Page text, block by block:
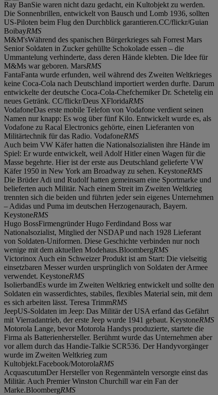
Ray BanSie waren nicht dazu gedacht, ein Kultobjekt zu werden.
Die Sonnenbrillen, entwickelt von Bausch und Lomb 1936, sollten
US-Piloten beim Flug den Durchblick garantieren.CC/flickr/Guian
BoibayRMS
M&M'sWährend des spanischen Bürgerkrieges sah Forrest Mars
Senior Soldaten in Zucker gehüllte Schokolade essen – die
Ummantelung verhinderte, dass deren Hände klebten. Die Idee für
M&Ms war geboren. MarsRMS
FantaFanta wurde erfunden, weil während des Zweiten Weltkrieges
keine Coca-Cola nach Deutschland importiert werden durfte. Darum
entwickelte der deutsche Coca-Cola-Chefchemiker Dr. Schetelig ein
neues Getränk. CC/flickr/Deus XFloridaRMS
VodafoneDas erste mobile Telefon von Vodafone verdient seinen
Namen nur knapp: Es wog über fünf Kilo. Entwickelt wurde es, als
Vodafone zu Racal Electronics gehörte, einen Lieferanten von
Militärtechnik für das Radio. VodafoneRMS
Auch beim VW Käfer hatten die Nationalsozialisten ihre Hände im
Spiel: Er wurde entwickelt, weil Adolf Hitler einen Wagen für die
Masse begehrte. Hier ist der erste aus Deutschland gelieferte VW
Käfer 1950 in New York am Broadway zu sehen. KeystoneRMS
Die Brüder Adi und Rudolf hatten gemeinsam eine Sportmarke und
belieferten auch Militär. Nach einem Streit im Zweiten Weltkrieg
trennten sich die beiden und führten jeder sein eigenes Unternehmen
– Adidas und Puma im deutschen Herzogenaurach, Bayern.
KeystoneRMS
Hugo BossFirmengründer Hugo Ferdindand Boss war
Nationalsozialist, Mitglied der NSDAP und nach 1928 Lieferant
von Soldaten-Uniformen. Diese Geschichte verbinden nur noch
wenige mit dem aktuellen Modehaus.BloombergRMS
Victorinox Auch ein Schweizer Produkt ist am Start: Die vielseitig
einsetzbaren Messer wurden ursprünglich von Soldaten der Armee
verwendet. KeystoneRMS
IsolierbandEs wurde im Zweiten Weltkrieg entwickelt und sollte den
Soldaten ein wasserdichtes, stabiles, flexibles Material sein, mit dem
es sich arbeiten lässt. Teresa TrimmRMS
JeepUS-Soldaten im Jeep: Das Militär der USA erfand das Gefährt
mit Vierradantrieb, der erste Jeep wurde 1941 gebaut. KeystoneRMS
Motorola Lange, bevor Motorola Handys produzierte, startete die
Firma als Batterienhersteller. Berühmt wurde das Unternehmen aber
vor allem durch das Handie-Talkie SCR536. Der Handyvorgänger
wurde im Zweiten Weltkrieg zum
Kultobjekt.Facebook/MotorolaRMS
AcquascutumDer Hersteller von Regenmänteln versorgte einst das
Militär. Auch Premier Winston Churchill war ein Fan der
Marke.BloombergRMS